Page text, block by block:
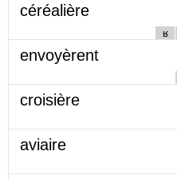
céréalière
ʁ
envoyèrent
croisière
aviaire